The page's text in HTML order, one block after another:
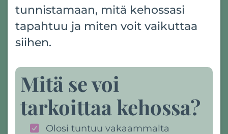
tunnistamaan, mitä kehossasi
tapahtuu ja miten voit vaikuttaa
siihen.
Mitä se voi
tarkoittaa kehossa?
Olosi tuntuu vakaammalta